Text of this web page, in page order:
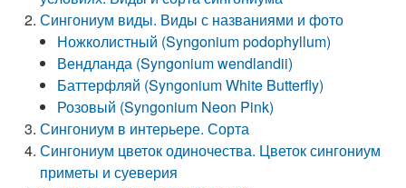
Сингониум виды. Виды с названиями и фото
Ножколистный (Syngonium podophyllum)
Вендланда (Syngonium wendlandii)
Баттерфляй (Syngonium White Butterfly)
Розовый (Syngonium Neon Pink)
Сингониум в интерьере. Сорта
Сингониум цветок одиночества. Цветок сингониум
приметы и суеверия